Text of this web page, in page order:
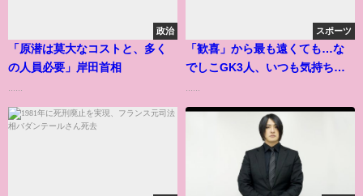
政治
「原潜は莫大なコストと、多く
の人員必要」岸田首相
スポーツ
「歓喜」から最も遠くても…な
でしこGK3人、いつも気持ちは